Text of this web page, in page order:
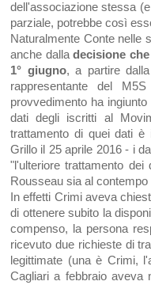
dell'associazione stessa
parziale, potrebbe così
Naturalmente Conte nelle
anche dalladecisione
1° giugno, a partire
rappresentante del
provvedimento ha
dati degli iscritti al
trattamento di quei dati è
Grillo il 25 aprile 2016 - i
"l'ulteriore trattamento
Rousseau sia al
In effetti Crimi aveva
di ottenere subito la
compenso, la persona
ricevuto due richieste di
legittimate (una è Crimi,
Cagliari a febbraio aveva